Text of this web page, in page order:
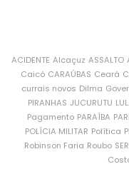
ACIDENTE Alcaçuz ASSALTO
Caicó CARAÚBAS Ceará
currais novos Dilma
PIRANHAS JUCURUTU
Pagamento PARAÍBA
POLÍCIA MILITAR Política
Robinson Faria Roubo